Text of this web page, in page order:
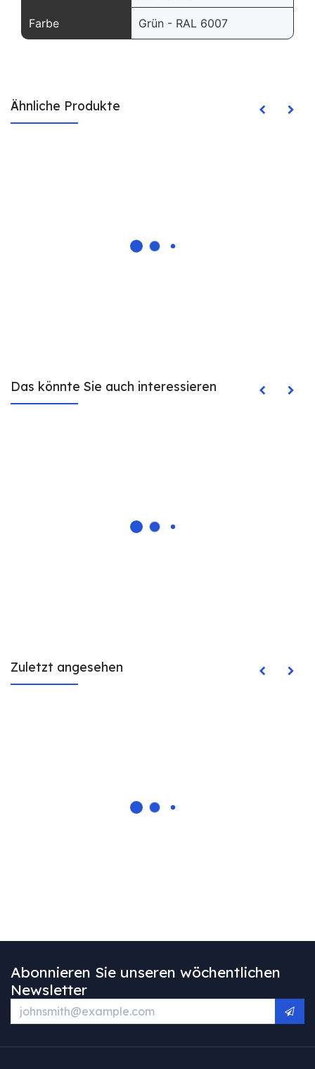
Farbe Grün - RAL 6007
Ähnliche Produkte
Das könnte Sie auch interessieren
Zuletzt angesehen
Abonnieren Sie unseren wöchentlichen
Newsletter